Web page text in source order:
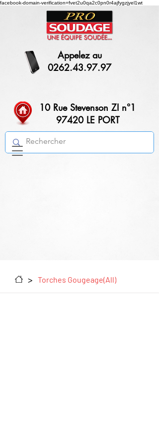
facebook-domain-verification=fvet2u0qa2c0pn0r4ajfygzjyel1wt
10 Rue Stevenson ZI n°1
97420 LE PORT
Appelez au
0262.43.97.97
> Torches Gougeage(All)